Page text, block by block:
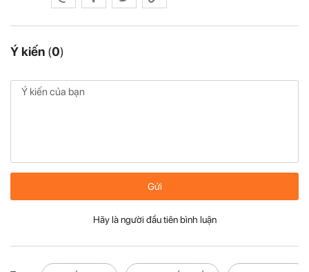
Ý kiến (0)
Gửi
Hãy là người đầu tiên bình luận